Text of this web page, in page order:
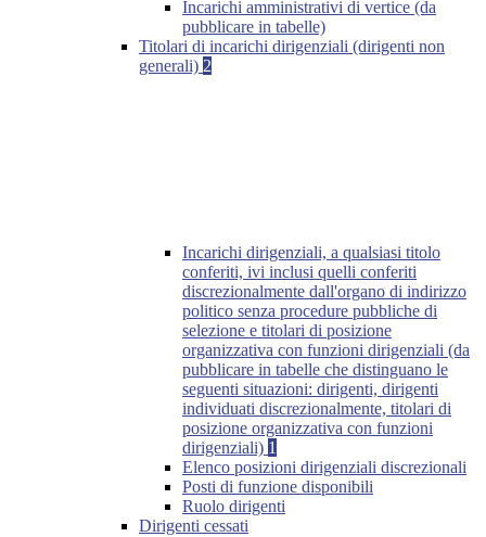
Incarichi amministrativi di vertice (da
pubblicare in tabelle)
Titolari di incarichi dirigenziali (dirigenti non
generali) 2
Incarichi dirigenziali, a qualsiasi titolo
conferiti, ivi inclusi quelli conferiti
discrezionalmente dall'organo di indirizzo
politico senza procedure pubbliche di
selezione e titolari di posizione
organizzativa con funzioni dirigenziali (da
pubblicare in tabelle che distinguano le
seguenti situazioni: dirigenti, dirigenti
individuati discrezionalmente, titolari di
posizione organizzativa con funzioni
dirigenziali) 1
Elenco posizioni dirigenziali discrezionali
Posti di funzione disponibili
Ruolo dirigenti
Dirigenti cessati